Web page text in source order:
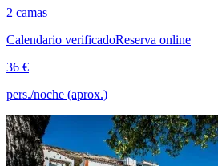
2 camas
Calendario verificadoReserva online
36 €
pers./noche (aprox.)